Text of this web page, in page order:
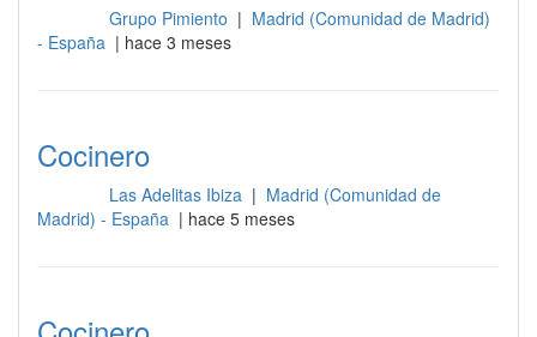
Grupo Pimiento | Madrid (Comunidad de Madrid)
- España | hace 3 meses
Cocinero
Las Adelitas Ibiza | Madrid (Comunidad de
Madrid) - España | hace 5 meses